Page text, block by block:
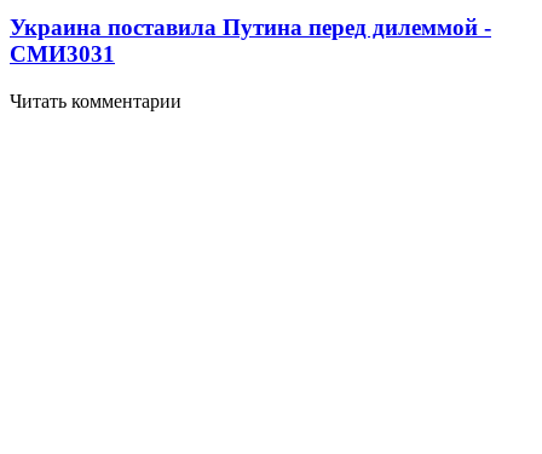
Украина поставила Путина перед дилеммой -
СМИ3031
Читать комментарии